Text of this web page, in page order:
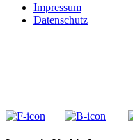
Impressum
Datenschutz